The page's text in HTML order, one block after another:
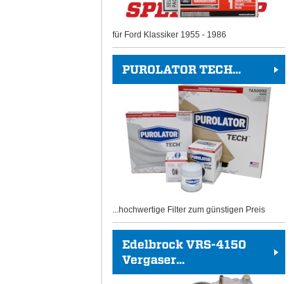
für Ford Klassiker 1955 - 1986
PUROLATOR TECH...
...hochwertige Filter zum günstigen Preis
Edelbrock VRS-4150
Vergaser...